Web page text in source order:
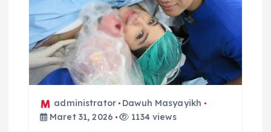
administrator
Dawuh Masyayikh
Maret 31, 2026
1134 views